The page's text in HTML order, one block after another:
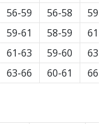
56-59
59-61
61-63
63-66
56-58
58-59
59-60
60-61
59-
61-
63-
66-